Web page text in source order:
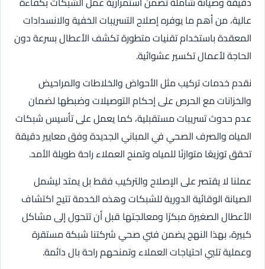
عالية، من أهم ما يوفره إصلاح التسريبات الخفية والانسدادات
المعقدة باستخدام تقنيات متطورة تكشف الأعطال بسرعة دون
الحاجة لأعمال تكسير عشوائية.
نقدم خدمات تركيب مثل الأحواض والخلاطات والمراحيض
والخزانات مع الحرص على إحكام التوصيلات وضبطها لضمان
عدم حدوث تسريبات مستقبلية، كما يعمل على تأسيس شبكات
المياه والصرف الصحي في المباني الجديدة وفق معايير دقيقة
تحقق توزيعًا متوازنًا للمياه وتمنح العملاء راحة طويلة الأمد.
عملنا لا يقتصر على الإصلاح والتركيب فقط بل يمتد ليشمل
الصيانة الوقائية الدورية للشبكات وهذه الخدمة تتيح اكتشاف
الأعطال الصغيرة مبكرًا ومعالجتها قبل أن تتحول إلى مشاكل
كبيرة، بهذا النهج يضمن فني صحي شركتنا شبكة مستقرة
وعملية تلبي احتياجات العملاء وتمنحهم راحة بال دائمة.